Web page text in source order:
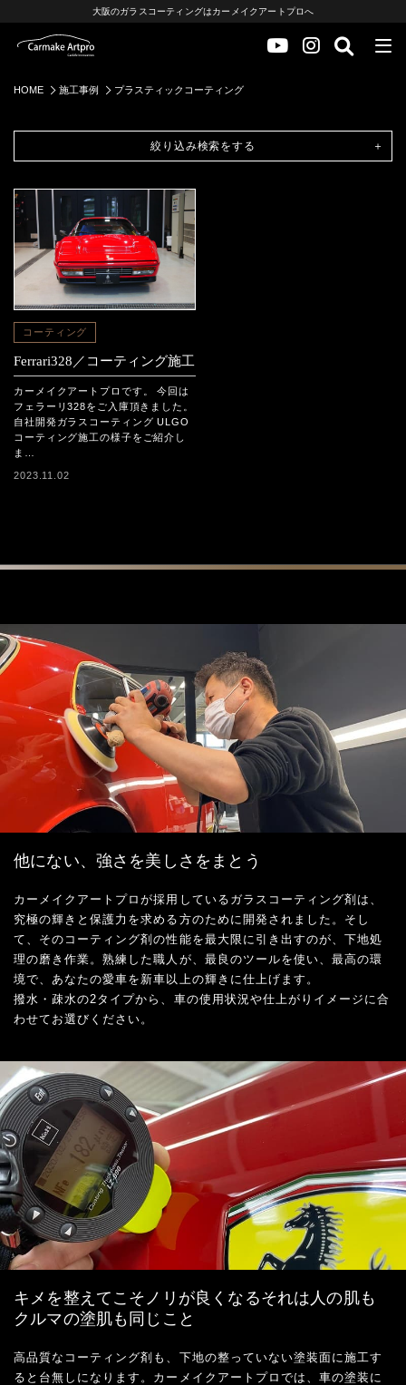
大阪のガラスコーティングはカーメイクアートプロへ
HOME 施工事例 プラスティックコーティング
絞り込み検索をする
コーティング
Ferrari328／コーティング施工
カーメイクアートプロです。 今回は
フェラーリ328をご入庫頂きました。
自社開発ガラスコーティング ULGO
コーティング施工の様子をご紹介し
ま…
2023.11.02
他にない、強さを美しさをまとう
カーメイクアートプロが採用しているガラスコーティング剤は、
究極の輝きと保護力を求める方のために開発されました。そし
て、そのコーティング剤の性能を最大限に引き出すのが、下地処
理の磨き作業。熟練した職人が、最良のツールを使い、最高の環
境で、あなたの愛車を新車以上の輝きに仕上げます。
撥水・疎水の2タイプから、車の使用状況や仕上がりイメージに合
わせてお選びください。
キメを整えてこそノリが良くなるそれは人の肌も
クルマの塗肌も同じこと
高品質なコーティング剤も、下地の整っていない塗装面に施工す
ると台無しになります。カーメイクアートプロでは、車の塗装に